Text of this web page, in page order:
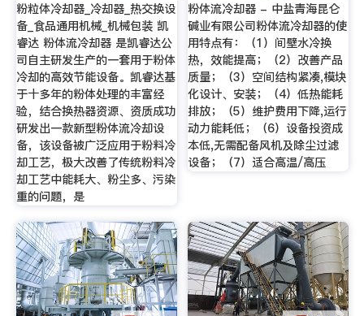
粉粒体冷却器_冷却器_热交换设
备_食品通用机械_机械包装 凯
睿达 粉体流冷却器 是凯睿达公
司自主研发生产的一套用于粉体
冷却的高效节能设备。凯睿达基
于十多年的粉体处理的丰富经
验，结合换热器资源、资质成功
研发出一款新型粉体流冷却设
备，该设备被广泛应用于粉料冷
却工艺，极大改善了传统粉料冷
却工艺中能耗大、粉尘多、污染
重的问题，是
粉体流冷却器 - 中盐青海昆仑
碱业有限公司粉体流冷却器的使
用特点有：（1）间壁水冷换
热，效能提高；（2）改善产品
质量；（3）空间结构紧凑,模块
化设计、安装；（4）低热能耗
排放；（5）维护费用下降,运行
动力能耗低；（6）设备投资成
本低,无需配备风机及除尘过滤
设备；（7）适合高温/高压